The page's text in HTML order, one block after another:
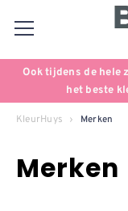
Ook tijdens de hele
het beste
KleurHuys Merken
Merken